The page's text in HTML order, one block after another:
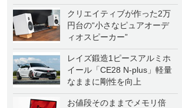
クリエイティブが作った2万
円台の“小さなピュアオーデ
ィオスピーカー”
レイズ鍛造1ピースアルミホ
イール「CE28 N-plus」軽量
なままに剛性を向上
お値段そのままでメモリ倍